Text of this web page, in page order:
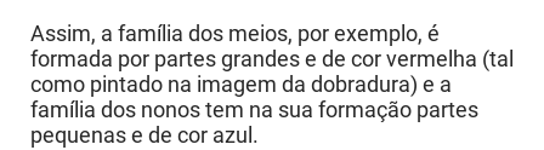
Assim, a família dos meios, por exemplo, é
formada por partes grandes e de cor vermelha (tal
como pintado na imagem da dobradura) e a
família dos nonos tem na sua formação partes
pequenas e de cor azul.